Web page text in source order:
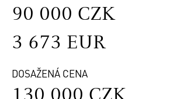
90 000 CZK
3 673 EUR
DOSAŽENÁ CENA
130 000 CZK